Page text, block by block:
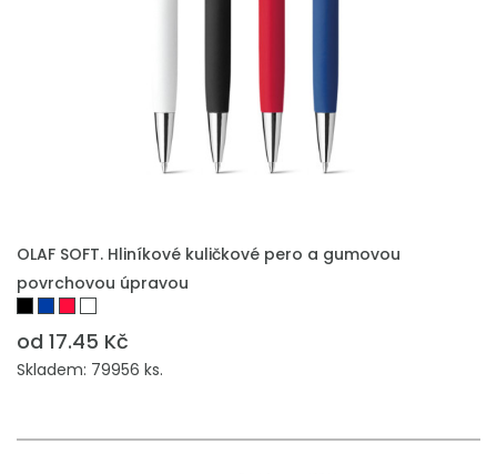
PŘIDAT DO POPTÁVKY
OLAF SOFT. Hliníkové kuličkové pero a gumovou
povrchovou úpravou
od 17.45 Kč
Skladem: 79956 ks.